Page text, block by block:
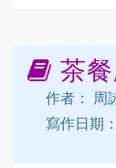
茶
作者： 周
寫作日期